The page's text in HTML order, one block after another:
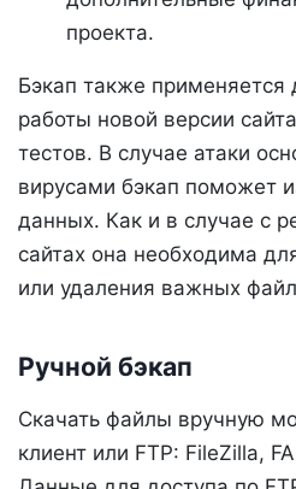
проекта.
Бэкап также применяется
работы новой версии
тестов. В случае атаки
вирусами бэкап поможет
данных. Как и в случае с
сайтах она необходима
или удаления важных
Ручной бэкап
Скачать файлы вручную
клиент или FTP: FileZilla,